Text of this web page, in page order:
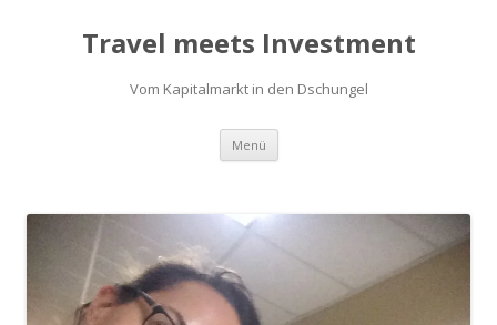
Travel meets Investment
Vom Kapitalmarkt in den Dschungel
Menü Springe
Inhalt